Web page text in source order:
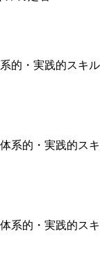
的・実践的スキル
系的・実践的スキ
系的・実践的スキ